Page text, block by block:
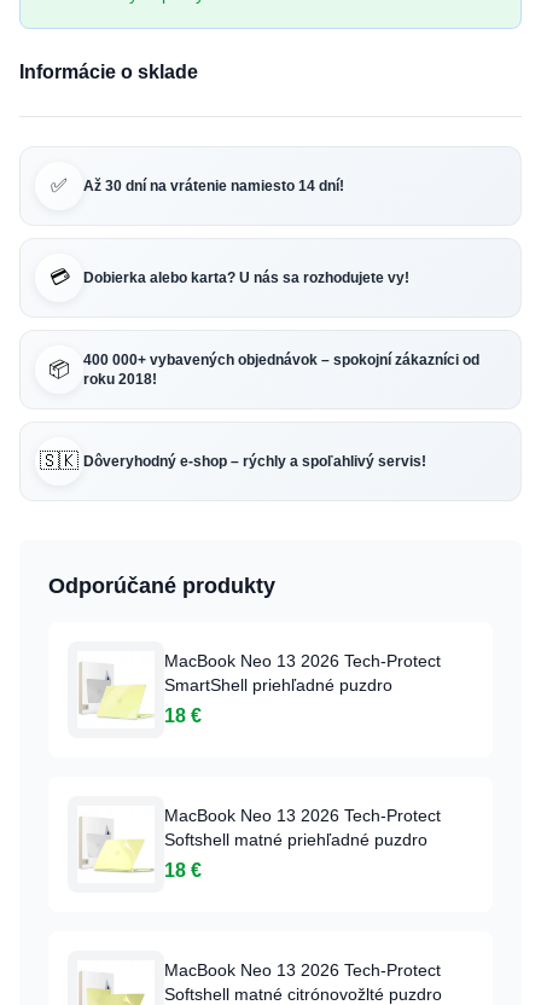
Informácie o sklade
✅ Až 30 dní na vrátenie namiesto 14 dní!
💳 Dobierka alebo karta? U nás sa rozhodujete vy!
📦
400 000+ vybavených objednávok – spokojní zákazníci od
roku 2018!
🇸🇰 Dôveryhodný e-shop – rýchly a spoľahlivý servis!
Odporúčané produkty
MacBook Neo 13 2026 Tech-Protect
SmartShell priehľadné puzdro
18 €
MacBook Neo 13 2026 Tech-Protect
Softshell matné priehľadné puzdro
18 €
MacBook Neo 13 2026 Tech-Protect
Softshell matné citrónovožlté puzdro